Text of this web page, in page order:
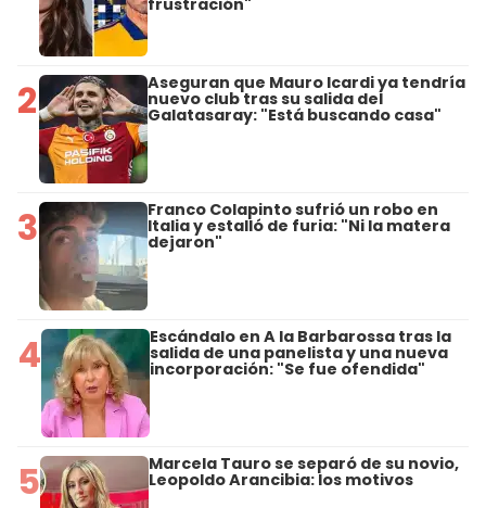
frustración"
2 Aseguran que Mauro Icardi ya tendría
nuevo club tras su salida del
Galatasaray: "Está buscando casa"
3 Franco Colapinto sufrió un robo en
Italia y estalló de furia: "Ni la matera
dejaron"
4 Escándalo en A la Barbarossa tras la
salida de una panelista y una nueva
incorporación: "Se fue ofendida"
5 Marcela Tauro se separó de su novio,
Leopoldo Arancibia: los motivos